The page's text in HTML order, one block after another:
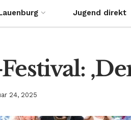
Jugend direkt
24, 2025